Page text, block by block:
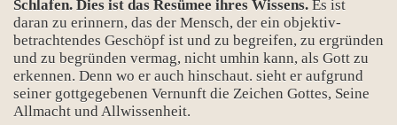
Schlafen. Dies ist das Resümee ihres Wissens. Es ist
daran zu erinnern, das der Mensch, der ein objektiv-
betrachtendes Geschöpf ist und zu begreifen, zu ergründen
und zu begründen vermag, nicht umhin kann, als Gott zu
erkennen. Denn wo er auch hinschaut. sieht er aufgrund
seiner gottgegebenen Vernunft die Zeichen Gottes, Seine
Allmacht und Allwissenheit.